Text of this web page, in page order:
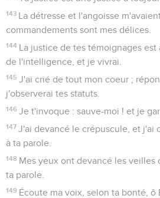
143 La détresse et l'angoisse
commandements sont mes délices.
144 La justice de tes témoignages
de l'intelligence, et je vivrai.
145 J'ai crié de tout mon coeur ;
j'observerai tes statuts.
146 Je t'invoque : sauve-moi ! et je
147 J'ai devancé le crépuscule, et j'ai
à ta parole.
148 Mes yeux ont devancé les veilles
ta parole.
149 Écoute ma voix, selon ta bonté, ô